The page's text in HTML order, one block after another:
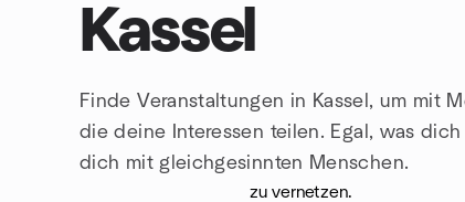
Kassel
Finde Veranstaltungen in Kassel, um mit
die deine Interessen teilen. Egal, was
dich mit gleichgesinnten Menschen.
zu vernetzen.